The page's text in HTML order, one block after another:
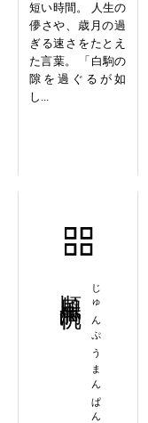
短い時間。 人生の
儚さや、歳月の過
ぎる速さをたとえ
た言葉。 「白駒の
隙を過ぐるが如
し...
じゅんぷうまんぱん